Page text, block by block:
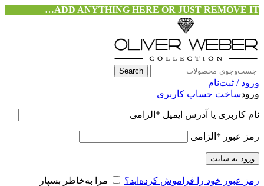
ADD ANYTHING HERE OR JUST REMOVE IT…
Search
ورود / ثبت‌نام
ورودساخت حساب کاربری
نام کاربری یا آدرس ایمیل * الزامی
رمز عبور * الزامی
ورود به سایت
رمز عبور خود را فراموش کرده‌اید؟ مرا به‌خاطر بسپار